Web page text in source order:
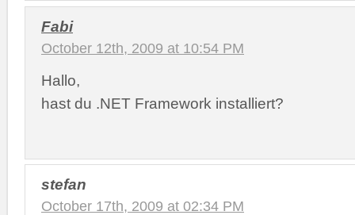
Fabi
October 12th, 2009 at 10:54 PM
Hallo,
hast du .NET Framework installiert?
stefan
October 17th, 2009 at 02:34 PM